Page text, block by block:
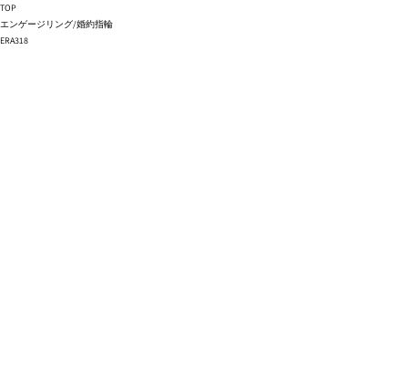
TOP
エンゲージリング/婚約指輪
ERA318